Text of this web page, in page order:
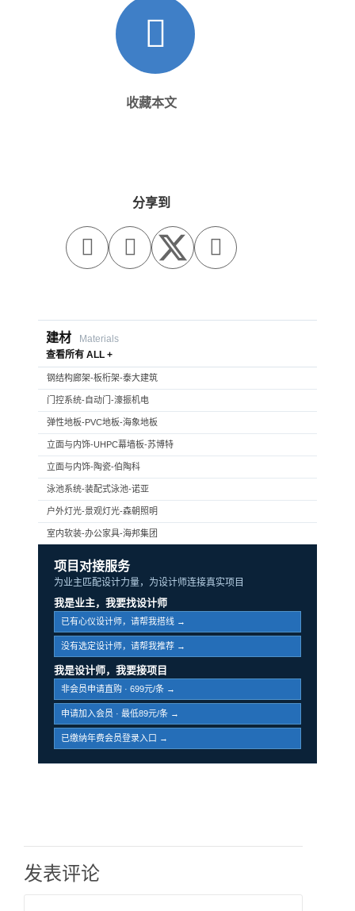
收藏本文
分享到
  
建材
Materials
查看所有 ALL +
钢结构廊架-板桁架-泰大建筑
门控系统-自动门-濠振机电
弹性地板-PVC地板-海象地板
立面与内饰-UHPC幕墙板-苏博特
立面与内饰-陶瓷-伯陶科
泳池系统-装配式泳池-诺亚
户外灯光-景观灯光-森朝照明
室内软装-办公家具-海邦集团
项目对接服务
为业主匹配设计力量，为设计师连接真实项目
我是业主，我要找设计师
已有心仪设计师，请帮我搭线 →
没有选定设计师，请帮我推荐 →
我是设计师，我要接项目
非会员申请直购 · 699元/条 →
申请加入会员 · 最低89元/条 →
已缴纳年费会员登录入口 →
发表评论